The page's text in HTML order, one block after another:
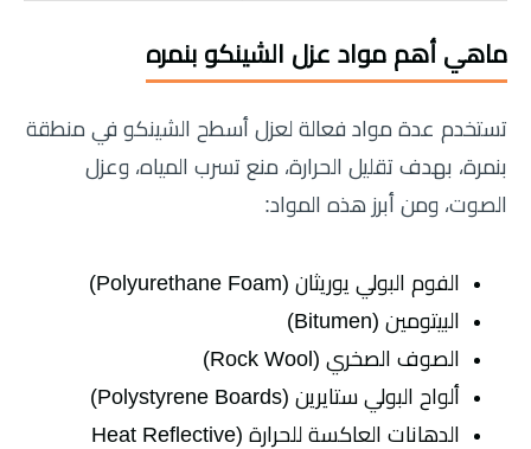
ماهي أهم مواد عزل الشينكو بنمره
تستخدم عدة مواد فعالة لعزل أسطح الشينكو في منطقة
بنمرة، بهدف تقليل الحرارة، منع تسرب المياه، وعزل
الصوت، ومن أبرز هذه المواد:
الفوم البولي يوريثان (Polyurethane Foam)
البيتومين (Bitumen)
الصوف الصخري (Rock Wool)
ألواح البولي ستايرين (Polystyrene Boards)
الدهانات العاكسة للحرارة (Heat Reflective